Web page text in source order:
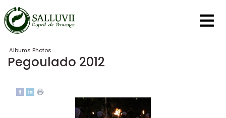
Panneau de gestion des cookies
Albums Photos
Pegoulado 2012